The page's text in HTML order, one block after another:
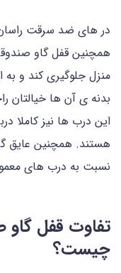
در های ضد سرقت
همچنین قفل گاو
منزل جلوگیری کند و
بدنه ی آن ها
این درب ها نیز کاملا
هستند. همچنین عایق
نسبت به درب های
تفاوت قفل گاو
چیست؟